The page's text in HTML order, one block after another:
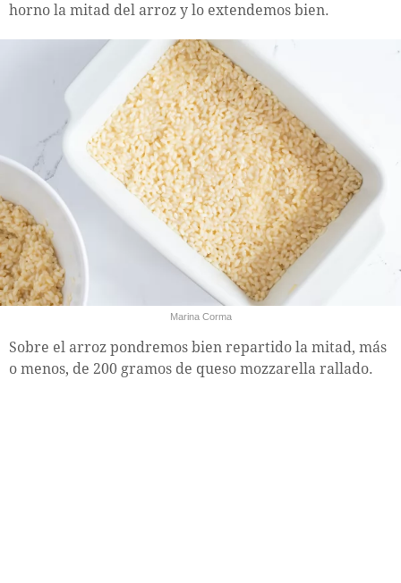
horno la mitad del arroz y lo extendemos bien.
Marina Corma
Sobre el arroz pondremos bien repartido la mitad, más
o menos, de 200 gramos de queso mozzarella rallado.